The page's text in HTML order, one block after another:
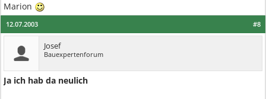
Marion
#8
12.07.2003
Josef
Bauexpertenforum
Ja ich hab da neulich